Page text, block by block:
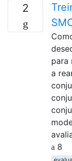
2
para
a
8